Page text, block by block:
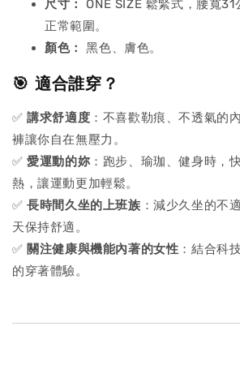
尺寸：
ONE SIZE 鬆緊式，腰寬
正常範圍。
顏色：
黑色、膚色。
🎯 適合誰穿？
✅講求舒適度 ：不喜歡勒痕、不透氣的
褲讓你自在無壓力。
✅愛運動的妳 ：跑步、瑜珈、健身時，
熱，讓運動更加輕鬆。
✅長時間久坐的上班族 ：減少久坐的不
天保持舒適。
✅ 關注健康與機能內著的女性 ：結合科
的穿著體驗。